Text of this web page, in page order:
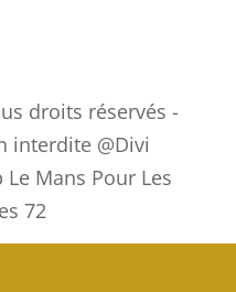
droits réservés -
interdite @Divi
Mans Pour Les
72